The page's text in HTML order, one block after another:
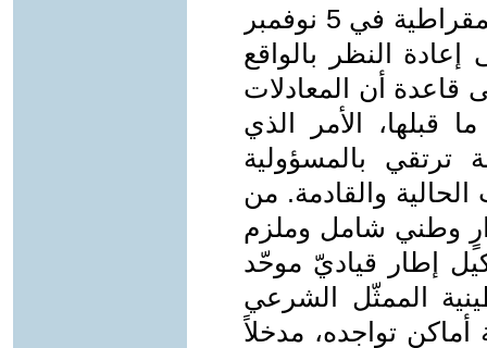
على هذه الخلفية، أطلقت الجبهة الديمقراطية في 5 نوفمبر
إعادة النظر بالواقع
بعد 7 أكتوبر على قاعدة أن المعادلات
هي غير ما قبلها، الأمر الذي
ترتقي بالمسؤولية
والقادمة. من
وطني شامل وملزم
إطار قياديّ موحّد
الممثّل الشرعي
تواجده، مدخلاً